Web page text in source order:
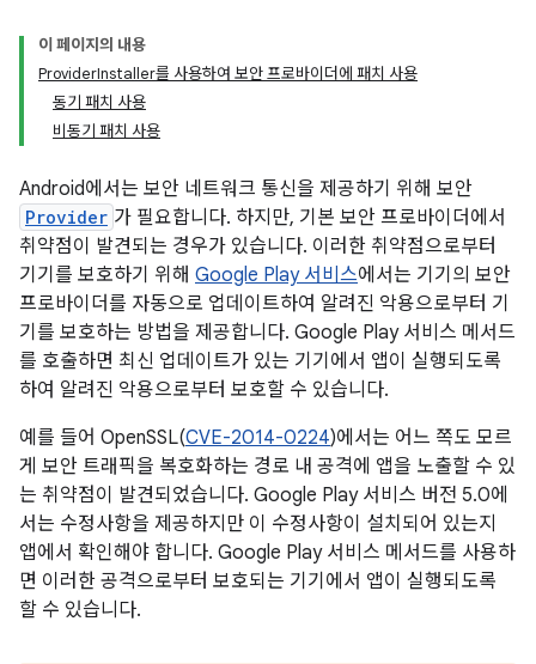
이 페이지의 내용
ProviderInstaller를 사용하여 보안 프로바이더에 패치 사용
동기 패치 사용
비동기 패치 사용
Android에서는 보안 네트워크 통신을 제공하기 위해 보안
Provider 가 필요합니다. 하지만, 기본 보안 프로바이더에서
취약점이 발견되는 경우가 있습니다. 이러한 취약점으로부터
기기를 보호하기 위해 Google Play 서비스에서는 기기의 보안
프로바이더를 자동으로 업데이트하여 알려진 악용으로부터 기
기를 보호하는 방법을 제공합니다. Google Play 서비스 메서드
를 호출하면 최신 업데이트가 있는 기기에서 앱이 실행되도록
하여 알려진 악용으로부터 보호할 수 있습니다.
예를 들어 OpenSSL(CVE-2014-0224)에서는 어느 쪽도 모르
게 보안 트래픽을 복호화하는 경로 내 공격에 앱을 노출할 수 있
는 취약점이 발견되었습니다. Google Play 서비스 버전 5.0에
서는 수정사항을 제공하지만 이 수정사항이 설치되어 있는지
앱에서 확인해야 합니다. Google Play 서비스 메서드를 사용하
면 이러한 공격으로부터 보호되는 기기에서 앱이 실행되도록
할 수 있습니다.